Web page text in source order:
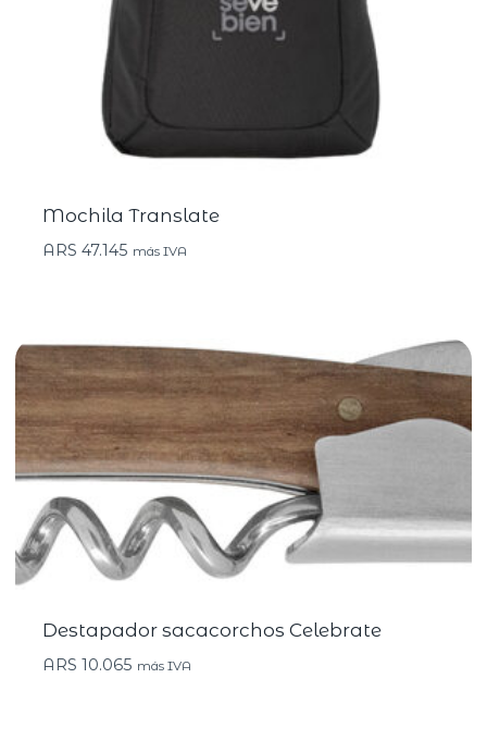
Mochila Translate
ARS 47.145 más IVA
Destapador sacacorchos Celebrate
ARS 10.065 más IVA